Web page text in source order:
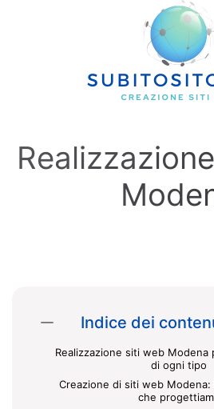
Skip to main content
Indice dei
Realizzazione siti web
di ogni tipo
Creazione di siti web
che